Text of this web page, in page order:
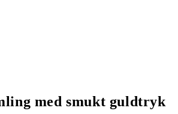
med smukt guldtryk